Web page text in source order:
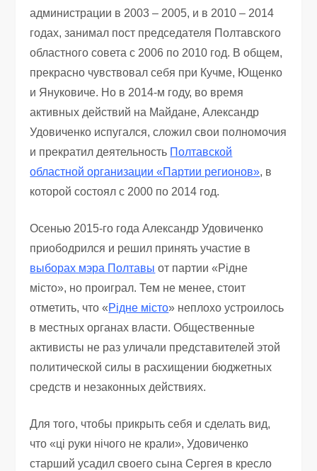
администрации в 2003 – 2005, и в 2010 – 2014
годах, занимал пост председателя Полтавского
областного совета с 2006 по 2010 год. В общем,
прекрасно чувствовал себя при Кучме, Ющенко
и Януковиче. Но в 2014-м году, во время
активных действий на Майдане, Александр
Удовиченко испугался, сложил свои полномочия
и прекратил деятельность Полтавской
областной организации «Партии регионов», в
которой состоял с 2000 по 2014 год.
Осенью 2015-го года Александр Удовиченко
приободрился и решил принять участие в
выборах мэра Полтавы от партии «Рідне
місто», но проиграл. Тем не менее, стоит
отметить, что «Рідне місто» неплохо устроилось
в местных органах власти. Общественные
активисты не раз уличали представителей этой
политической силы в расхищении бюджетных
средств и незаконных действиях.
Для того, чтобы прикрыть себя и сделать вид,
что «ці руки нічого не крали», Удовиченко
старший усадил своего сына Сергея в кресло